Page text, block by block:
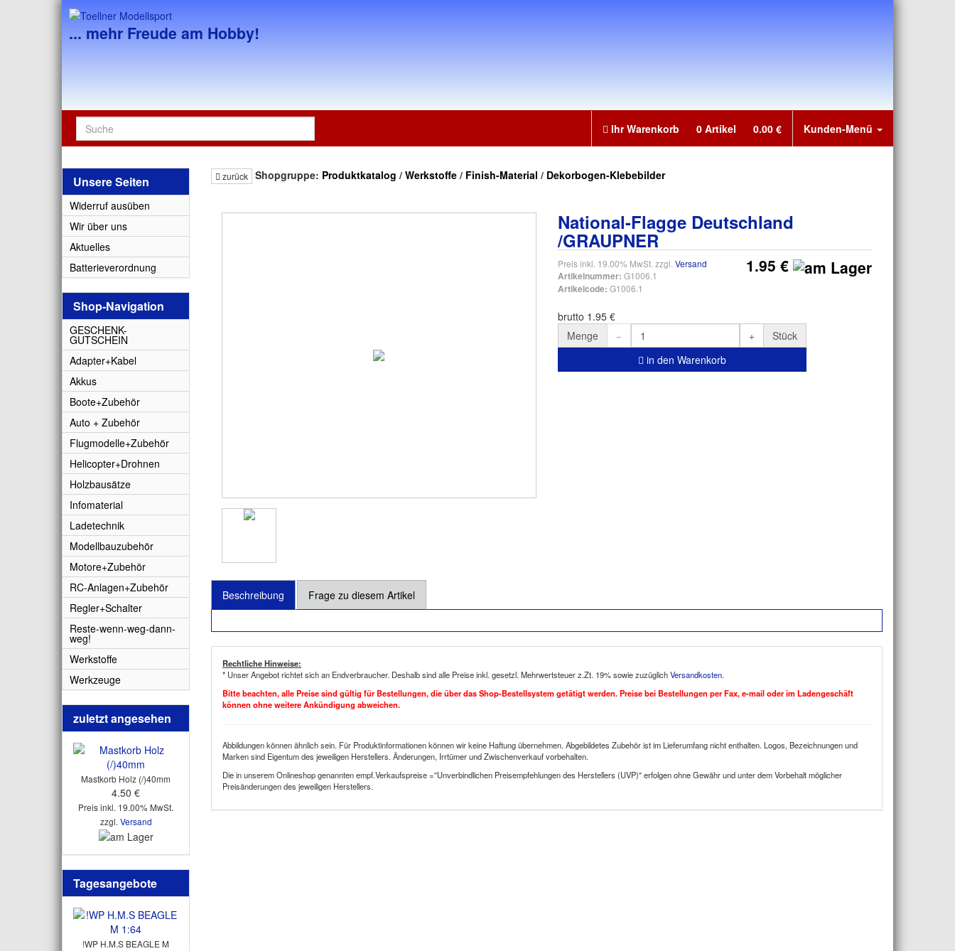
... mehr Freude am Hobby!
Ihr Warenkorb 0 Artikel 0.00 € Kunden-Menü
zurück Shopgruppe: Produktkatalog / Werkstoffe / Finish-Material / Dekorbogen-Klebebilder
National-Flagge Deutschland
/GRAUPNER
Preis inkl. 19.00% MwSt. zzgl. Versand
Artikelnummer: G1006.1
Artikelcode: G1006.1
1.95 €
brutto 1.95 €
Menge
Stück
in den Warenkorb
Beschreibung Frage zu diesem Artikel
Rechtliche Hinweise:
* Unser Angebot richtet sich an Endverbraucher. Deshalb sind alle Preise inkl. gesetzl. Mehrwertsteuer z.Zt. 19% sowie zuzüglichVersandkosten.
Bitte beachten, alle Preise sind gültig für Bestellungen, die über das Shop-Bestellsystem getätigt werden. Preise bei Bestellungen per Fax, e-mail oder im Ladengeschäft
können ohne weitere Ankündigung abweichen.
Abbildungen können ähnlich sein. Für Produktinformationen können wir keine Haftung übernehmen. Abgebildetes Zubehör ist im Lieferumfang nicht enthalten. Logos, Bezeichnungen und
Marken sind Eigentum des jeweiligen Herstellers. Änderungen, Irrtümer und Zwischenverkauf vorbehalten.
Die in unserem Onlineshop genannten empf.Verkaufspreise ="Unverbindlichen Preisempfehlungen des Herstellers (UVP)" erfolgen ohne Gewähr und unter dem Vorbehalt möglicher
Preisänderungen des jeweiligen Herstellers.
Unsere Seiten
Widerruf ausüben
Wir über uns
Aktuelles
Batterieverordnung
Shop-Navigation
GESCHENK-
GUTSCHEIN
Adapter+Kabel
Akkus
Boote+Zubehör
Auto + Zubehör
Flugmodelle+Zubehör
Helicopter+Drohnen
Holzbausätze
Infomaterial
Ladetechnik
Modellbauzubehör
Motore+Zubehör
RC-Anlagen+Zubehör
Regler+Schalter
Reste-wenn-weg-dann-
weg!
Werkstoffe
Werkzeuge
zuletzt angesehen
Mastkorb Holz (/)40mm
4.50 €
Preis inkl. 19.00% MwSt.
zzgl. Versand
Tagesangebote
!WP H.M.S BEAGLE M